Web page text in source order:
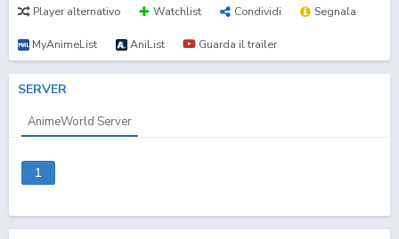
Player alternativo Watchlist Condividi Segnala
MyAnimeList AniList Guarda il trailer
SERVER
AnimeWorld Server
1